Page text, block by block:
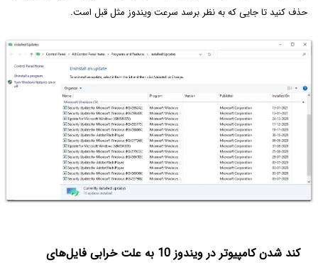
حذف کنید تا جایی که به نظر برسد سرعت ویندوز مثل قبل است.
کند شدن کامپیوتر در ویندوز 10 به علت خرابی فایل‌های